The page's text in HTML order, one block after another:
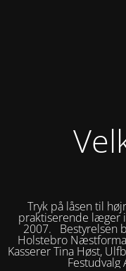
Tryk på låsen til
praktiserende læger
2007. Bestyrelsen
Holstebro
Kasserer Tina Høst,
Festudvalg